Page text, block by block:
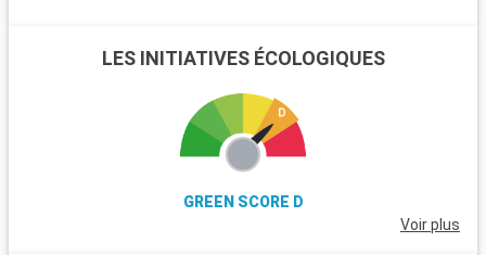
LES INITIATIVES ÉCOLOGIQUES
GREEN SCORE D
Voir plus